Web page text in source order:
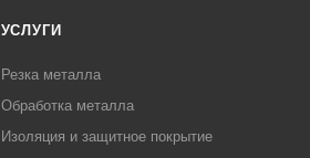
УСЛУГИ
Резка металла
Обработка металла
Изоляция и защитное покрытие